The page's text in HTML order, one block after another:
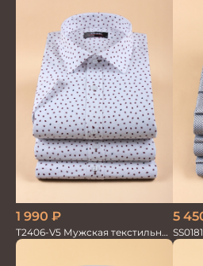
1 990 ₽
T2406-V5 Мужская текстильная
рубашка / Сорочка
5